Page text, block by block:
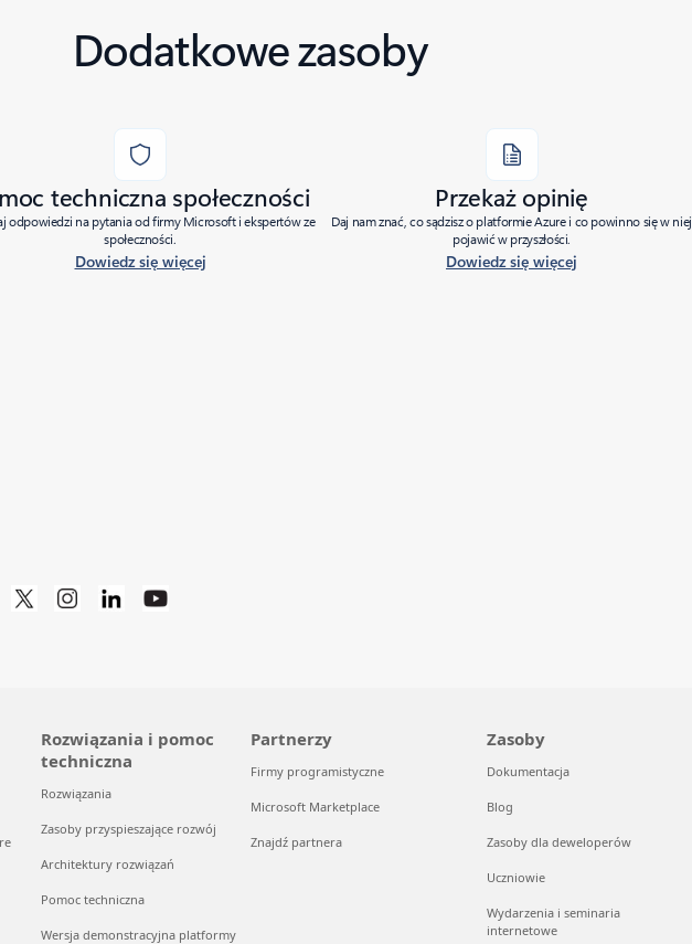
Dodatkowe zasoby
techniczna społeczności
odpowiedzi na pytania od firmy Microsoft i ekspertów ze
społeczności.
Dowiedz się więcej
Przekaż opinię
Daj nam znać, co sądzisz o platformie Azure i co powinno się w niej
pojawić w przyszłości.
Dowiedz się więcej
Rozwiązania i pomoc
techniczna
Rozwiązania
Zasoby przyspieszające rozwój
Architektury rozwiązań
Pomoc techniczna
Wersja demonstracyjna platformy
Partnerzy
Firmy programistyczne
Microsoft Marketplace
Znajdź partnera
Zasoby
Dokumentacja
Blog
Zasoby dla deweloperów
Uczniowie
Wydarzenia i seminaria
internetowe